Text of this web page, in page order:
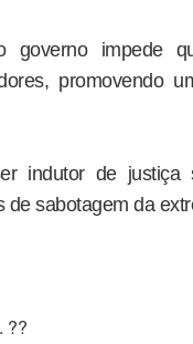
governo impede
promovendo
indutor de justiça
sabotagem da
??